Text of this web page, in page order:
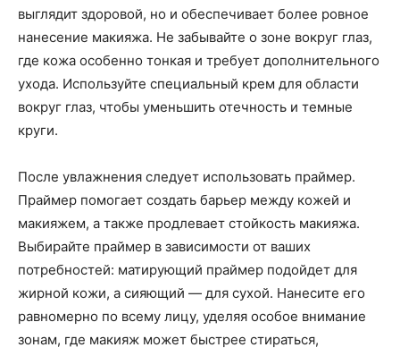
выглядит здоровой, но и обеспечивает более ровное
нанесение макияжа. Не забывайте о зоне вокруг глаз,
где кожа особенно тонкая и требует дополнительного
ухода. Используйте специальный крем для области
вокруг глаз, чтобы уменьшить отечность и темные
круги.
После увлажнения следует использовать праймер.
Праймер помогает создать барьер между кожей и
макияжем, а также продлевает стойкость макияжа.
Выбирайте праймер в зависимости от ваших
потребностей: матирующий праймер подойдет для
жирной кожи, а сияющий — для сухой. Нанесите его
равномерно по всему лицу, уделяя особое внимание
зонам, где макияж может быстрее стираться,